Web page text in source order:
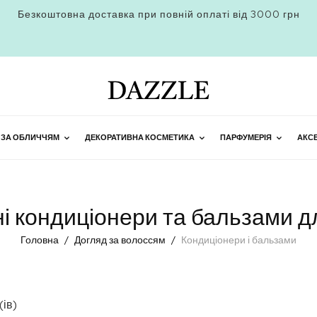
Безкоштовна доставка при повній оплаті від 3000 грн
ОБЛИЧЧЯМ ДЕКОРАТИВНА КОСМЕТИКА ПАРФУМЕРІЯ
кондиціонери та бальзами
Головна Догляд за волоссям Кондиціонери і бальзами